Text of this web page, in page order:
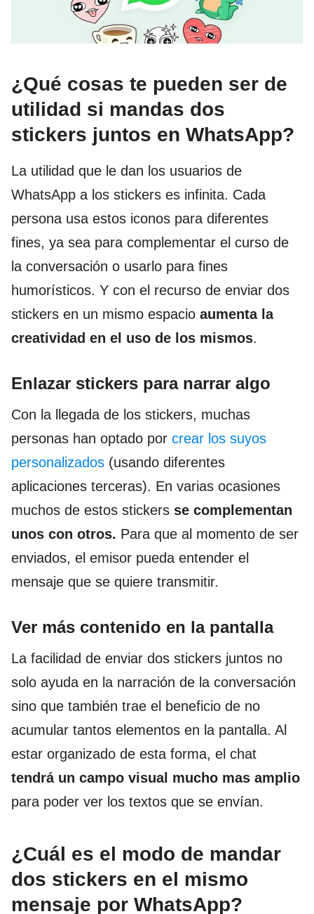
¿Qué cosas te pueden ser de
utilidad si mandas dos
stickers juntos en WhatsApp?
La utilidad que le dan los usuarios de
WhatsApp a los stickers es infinita. Cada
persona usa estos iconos para diferentes
fines, ya sea para complementar el curso de
la conversación o usarlo para fines
humorísticos. Y con el recurso de enviar dos
stickers en un mismo espacio aumenta la
creatividad en el uso de los mismos.
Enlazar stickers para narrar algo
Con la llegada de los stickers, muchas
personas han optado por crear los suyos
personalizados (usando diferentes
aplicaciones terceras). En varias ocasiones
muchos de estos stickers se complementan
unos con otros. Para que al momento de ser
enviados, el emisor pueda entender el
mensaje que se quiere transmitir.
Ver más contenido en la pantalla
La facilidad de enviar dos stickers juntos no
solo ayuda en la narración de la conversación
sino que también trae el beneficio de no
acumular tantos elementos en la pantalla. Al
estar organizado de esta forma, el chat
tendrá un campo visual mucho mas amplio
para poder ver los textos que se envían.
¿Cuál es el modo de mandar
dos stickers en el mismo
mensaje por WhatsApp?